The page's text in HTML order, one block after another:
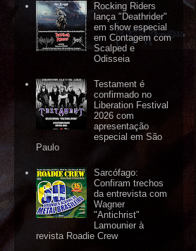
Rocking Riders
lança "Deathrider"
em show especial
em Contagem com
Scalped e
Odisseia
Testament é
confirmado no
Liberation Festival
2026 com
apresentação
especial em São
Paulo
Sarcófago:
Confiram trechos
da entrevista com
Wagner
"Antichrist"
Lamounier à
revista Roadie Crew